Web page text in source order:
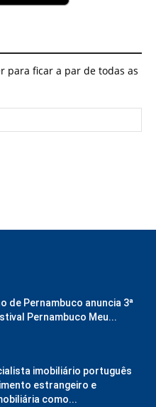
para ficar a par de todas as
de Pernambuco anuncia 3ª
Pernambuco Meu...
imobiliário português
estrangeiro e
como...